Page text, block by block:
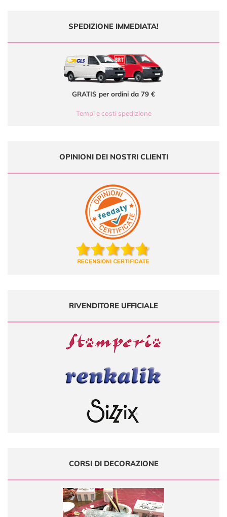
SPEDIZIONE IMMEDIATA!
GRATIS per ordini da 79 €
Tempi e costi spedizione
OPINIONI DEI NOSTRI CLIENTI
RIVENDITORE UFFICIALE
CORSI DI DECORAZIONE